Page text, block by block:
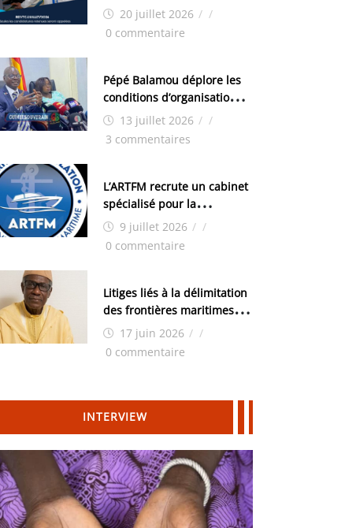
son site de Kamsar des
techniciens chimistes (H/F)
20 juillet 2026 / /
0 commentaire
Pépé Balamou déplore les
conditions d’organisation
des examens nationaux : «
Si ce sont les élections, on
13 juillet 2026 / /
3 commentaires
L’ARTFM recrute un cabinet
spécialisé pour la
réalisation des études
techniques
9 juillet 2026 / /
0 commentaire
Litiges liés à la délimitation
des frontières maritimes
guinéennes: Idrissa Chérif
écrit au ministre des
17 juin 2026 / /
0 commentaire
INTERVIEW